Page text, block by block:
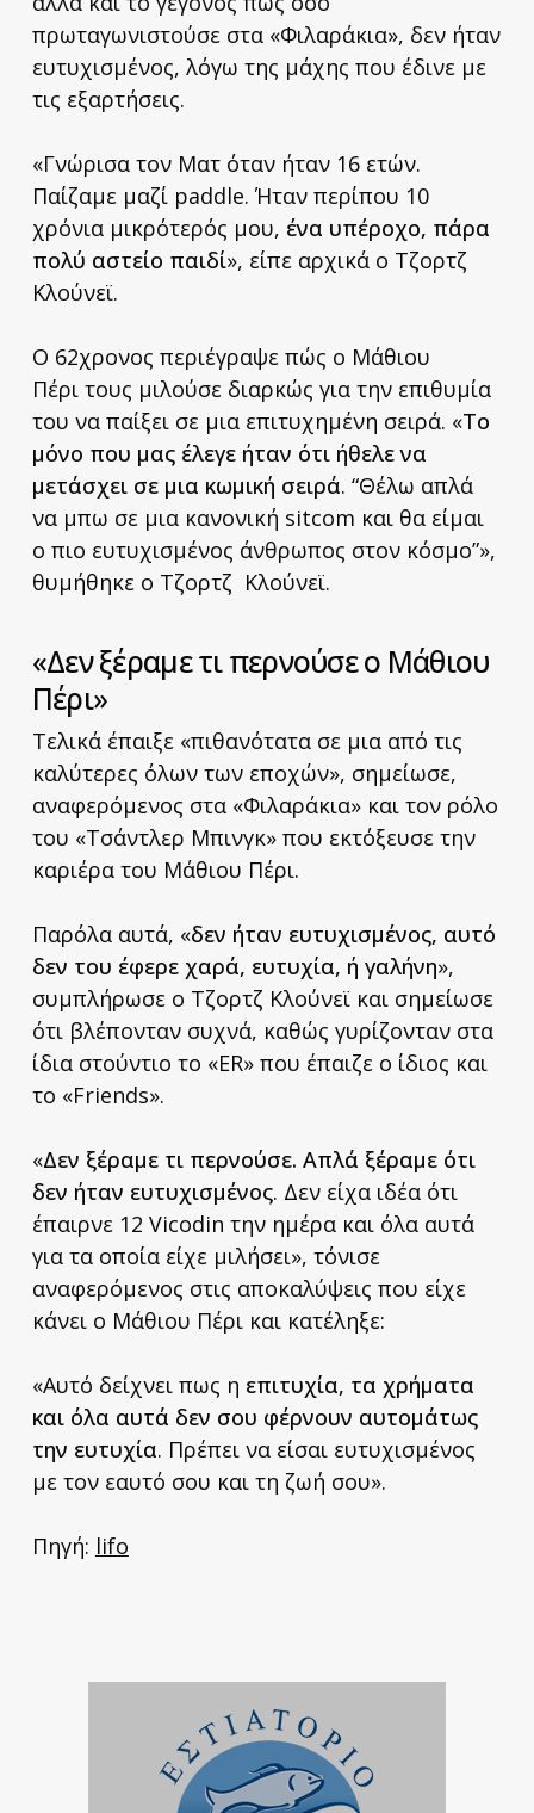
πρωταγωνιστούσε στα «Φιλαράκια», δεν ήταν
ευτυχισμένος, λόγω της μάχης που έδινε με
τις εξαρτήσεις.
«Γνώρισα τον Ματ όταν ήταν 16 ετών.
Παίζαμε μαζί paddle. Ήταν περίπου 10
χρόνια μικρότερός μου, ένα υπέροχο, πάρα
πολύ αστείο παιδί», είπε αρχικά ο Τζορτζ
Κλούνεϊ.
Ο 62χρονος περιέγραψε πώς ο Μάθιου
Πέρι τους μιλούσε διαρκώς για την επιθυμία
του να παίξει σε μια επιτυχημένη σειρά. «Το
μόνο που μας έλεγε ήταν ότι ήθελε να
μετάσχει σε μια κωμική σειρά. “Θέλω απλά
να μπω σε μια κανονική sitcom και θα είμαι
ο πιο ευτυχισμένος άνθρωπος στον κόσμο”»,
θυμήθηκε ο Τζορτζ Κλούνεϊ.
«Δεν ξέραμε τι περνούσε ο Μάθιου
Πέρι»
Τελικά έπαιξε «πιθανότατα σε μια από τις
καλύτερες όλων των εποχών», σημείωσε,
αναφερόμενος στα «Φιλαράκια» και τον ρόλο
του «Τσάντλερ Μπινγκ» που εκτόξευσε την
καριέρα του Μάθιου Πέρι.
Παρόλα αυτά, «δεν ήταν ευτυχισμένος, αυτό
δεν του έφερε χαρά, ευτυχία, ή γαλήνη»,
συμπλήρωσε ο Τζορτζ Κλούνεϊ και σημείωσε
ότι βλέπονταν συχνά, καθώς γυρίζονταν στα
ίδια στούντιο το «ER» που έπαιζε ο ίδιος και
το «Friends».
«Δεν ξέραμε τι περνούσε. Απλά ξέραμε ότι
δεν ήταν ευτυχισμένος. Δεν είχα ιδέα ότι
έπαιρνε 12 Vicodin την ημέρα και όλα αυτά
για τα οποία είχε μιλήσει», τόνισε
αναφερόμενος στις αποκαλύψεις που είχε
κάνει ο Μάθιου Πέρι και κατέληξε:
«Αυτό δείχνει πως η επιτυχία, τα χρήματα
και όλα αυτά δεν σου φέρνουν αυτομάτως
την ευτυχία. Πρέπει να είσαι ευτυχισμένος
με τον εαυτό σου και τη ζωή σου».
Πηγή: lifo